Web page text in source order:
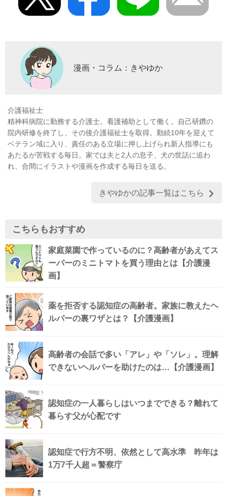
漫画・コラム：きやゆか
介護福祉士
精神科病院に勤務する介護士。看護補助として働く。自己研鑽の
院内研修を終了し、その後介護福祉士を取得。勤続10年を迎えて
ベテラン域に入り、責任のある立場に押し上げられ新人指導にも
あたるが苦戦する毎日。家では夫と2人の息子、犬の世話に追わ
れ、合間にイラストや漫画を作成する毎日を送る。
きやゆかの記事一覧はこちら
こちらもおすすめ
家庭菜園で作っているのに？高齢者があえてス
ーパーのミニトマトを買う理由とは【介護漫
画】
薬を拒否する認知症の高齢者。家族に教えたヘ
ルパーの裏ワザとは？【介護漫画】
高齢者の会話で多い「アレ」や「ソレ」。理解
できないヘルパーを助けたのは…【介護漫画】
認知症の一人暮らしはいつまでできる？離れて
暮らす父が心配です
認知症で行方不明、依然として高水準 昨年は
1万7千人超＝警察庁